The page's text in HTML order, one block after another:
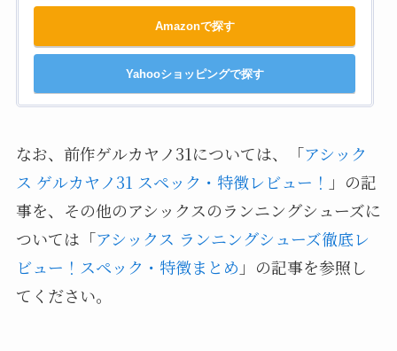
Amazonで探す
Yahooショッピングで探す
なお、前作ゲルカヤノ31については、「アシック
ス ゲルカヤノ31 スペック・特徴レビュー！ 」の記
事を、その他のアシックスのランニングシューズに
ついては「アシックス ランニングシューズ徹底レ
ビュー！スペック・特徴まとめ 」の記事を参照し
てください。